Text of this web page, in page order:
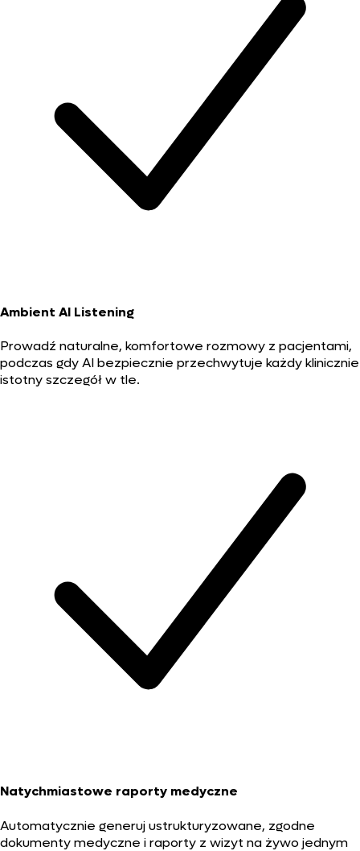
Ambient AI Listening
Prowadź naturalne, komfortowe rozmowy z pacjentami,
podczas gdy AI bezpiecznie przechwytuje każdy klinicznie
istotny szczegół w tle.
Natychmiastowe raporty medyczne
Automatycznie generuj ustrukturyzowane, zgodne
dokumenty medyczne i raporty z wizyt na żywo jednym